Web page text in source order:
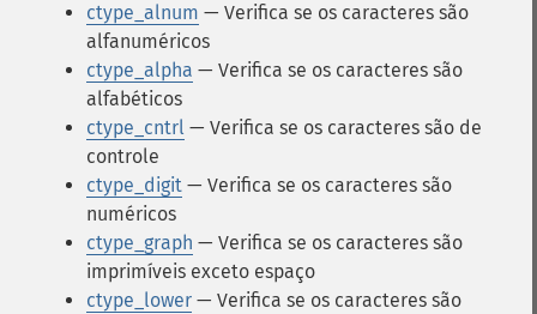
ctype_alnum — Verifica se os caracteres são
alfanuméricos
ctype_alpha — Verifica se os caracteres são
alfabéticos
ctype_cntrl — Verifica se os caracteres são de
controle
ctype_digit — Verifica se os caracteres são
numéricos
ctype_graph — Verifica se os caracteres são
imprimíveis exceto espaço
ctype_lower — Verifica se os caracteres são